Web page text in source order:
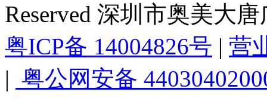
Reserved 深圳市奥美大
粤ICP备 14004826号 | 营
| 粤公网安备